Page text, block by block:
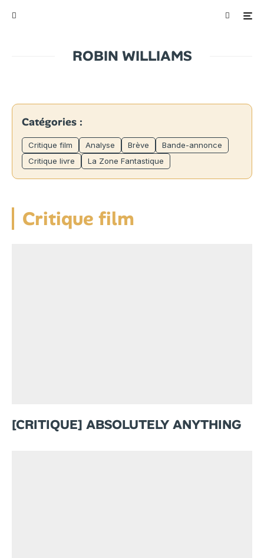
ROBIN WILLIAMS
Catégories :
Critique film Analyse Brève
Bande-annonce
Critique livre
La Zone Fantastique
Critique film
[CRITIQUE] ABSOLUTELY ANYTHING